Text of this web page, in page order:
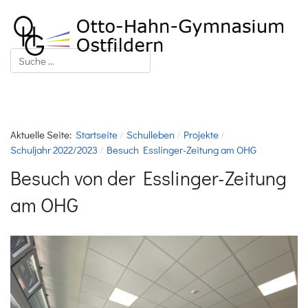
Suchen
Aktuelle Seite: Startseite Schulleben
Projekte
Schuljahr 2022/2023
Besuch Esslinger-Zeitung am OHG
Besuch von der Esslinger-Zeitung
am OHG